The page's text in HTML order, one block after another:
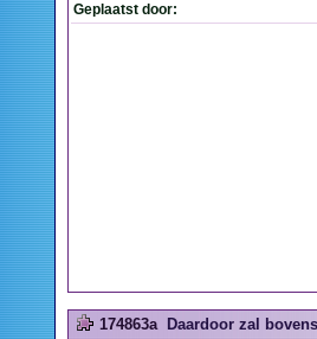
Geplaatst door:
174863a Daardoor zal